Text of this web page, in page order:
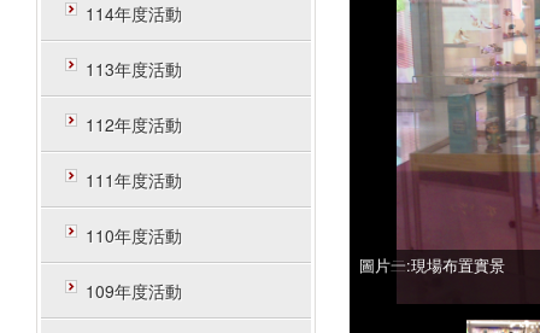
114年度活動
113年度活動
112年度活動
111年度活動
110年度活動
109年度活動
圖片一:現場布置實景
圖片二:現場布置實景